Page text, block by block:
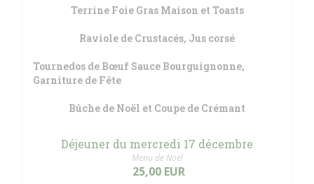
Terrine Foie Gras Maison et Toasts
Raviole de Crustacés, Jus corsé
Tournedos de Bœuf Sauce Bourguignonne,
Garniture de Fête
Bûche de Noël et Coupe de Crémant
Déjeuner du mercredi 17 décembre
Menu de Noël
25,00 EUR